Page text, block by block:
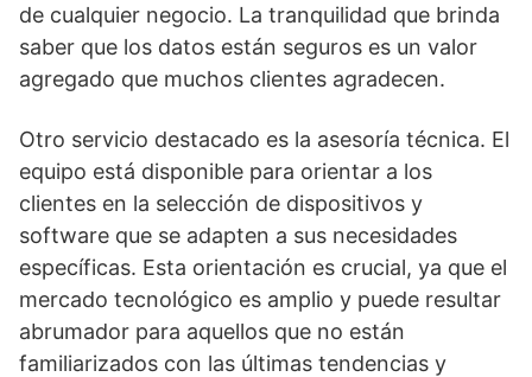
de cualquier negocio. La tranquilidad que brinda
saber que los datos están seguros es un valor
agregado que muchos clientes agradecen.
Otro servicio destacado es la asesoría técnica. El
equipo está disponible para orientar a los
clientes en la selección de dispositivos y
software que se adapten a sus necesidades
específicas. Esta orientación es crucial, ya que el
mercado tecnológico es amplio y puede resultar
abrumador para aquellos que no están
familiarizados con las últimas tendencias y